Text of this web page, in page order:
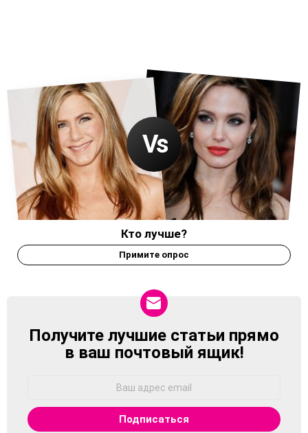
Кто лучше?
Примите опрос
NEWSLETTER
Получите лучшие статьи прямо
в ваш почтовый ящик!